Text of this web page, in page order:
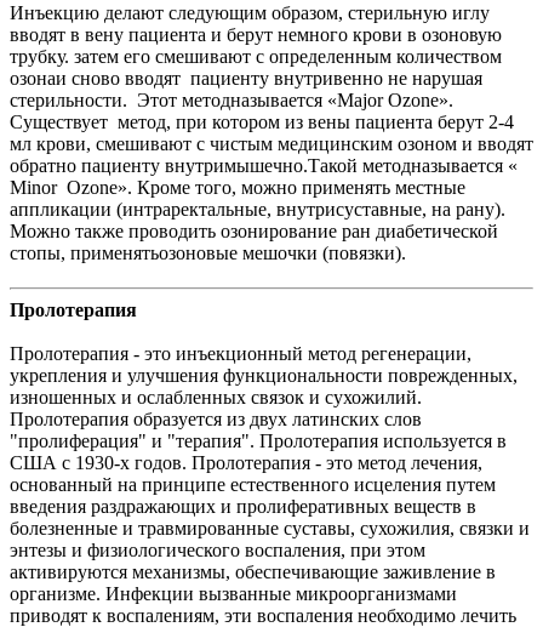
Инъекцию делают следующим образом, стерильную иглу
вводят в вену пациента и берут немного крови в озоновую
трубку. затем его смешивают с определенным количеством
озонаи сново вводят пациенту внутривенно не нарушая
стерильности. Этот методназывается «Major Ozone».
Существует метод, при котором из вены пациента берут 2-4
мл крови, смешивают с чистым медицинским озоном и вводят
обратно пациенту внутримышечно.Такой методназывается «
Minor Ozone». Кроме того, можно применять местные
аппликации (интраректальные, внутрисуставные, на рану).
Можно также проводить озонирование ран диабетической
стопы, применятьозоновые мешочки (повязки).
Пролотерапия
Пролотерапия - это инъекционный метод регенерации,
укрепления и улучшения функциональности поврежденных,
изношенных и ослабленных связок и сухожилий.
Пролотерапия образуется из двух латинских слов
"пролиферация" и "терапия". Пролотерапия используется в
США с 1930-х годов. Пролотерапия - это метод лечения,
основанный на принципе естественного исцеления путем
введения раздражающих и пролиферативных веществ в
болезненные и травмированные суставы, сухожилия, связки и
энтезы и физиологического воспаления, при этом
активируются механизмы, обеспечивающие заживление в
организме. Инфекции вызванные микроорганизмами
приводят к воспалениям, эти воспаления необходимо лечить